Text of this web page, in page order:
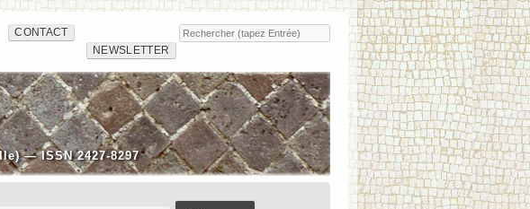
Rechercher
CONTACT
NEWSLETTER
— ISSN 2427-8297